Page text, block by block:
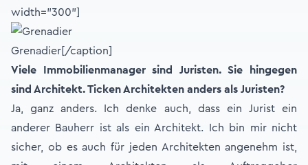
width="300"]
Grenadier[/caption]
Viele Immobilienmanager sind Juristen. Sie hingegen
sind Architekt. Ticken Architekten anders als Juristen?
Ja, ganz anders. Ich denke auch, dass ein Jurist ein
anderer Bauherr ist als ein Architekt. Ich bin mir nicht
sicher, ob es auch für jeden Architekten angenehm ist,